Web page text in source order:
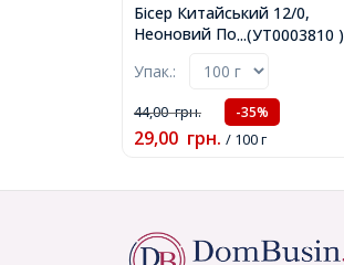
...(УТ0003810 )
Бісер Китайський 12/0,
Неоновий Пофарбований
Синій 2208, Круглий,
(УТ0003810)
Упак.:
44,00грн. -35%
29,00 грн. / 100 г